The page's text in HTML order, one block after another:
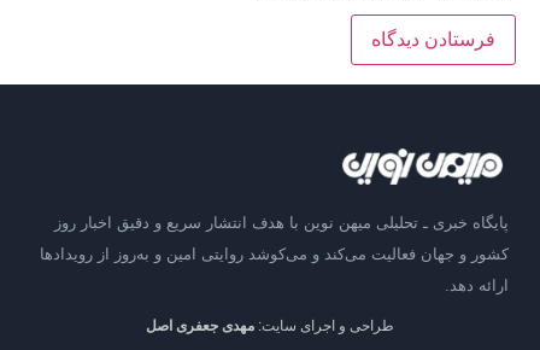
پایگاه خبری ـ تحلیلی میهن نوین با هدف انتشار سریع و دقیق اخبار روز
کشور و جهان فعالیت می‌کند و می‌کوشد روایتی امین و به‌روز از رویدادها
ارائه دهد.
طراحی و اجرای سایت: مهدی جعفری اصل